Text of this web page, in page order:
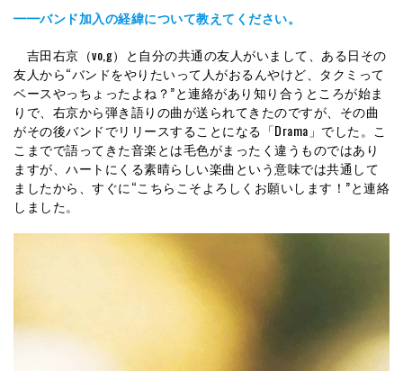
━━バンド加入の経緯について教えてください。
吉田右京（vo,g）と自分の共通の友人がいまして、ある日その
友人から“バンドをやりたいって人がおるんやけど、タクミって
ベースやっちょったよね？”と連絡があり知り合うところが始ま
りで、右京から弾き語りの曲が送られてきたのですが、その曲
がその後バンドでリリースすることになる「Drama」でした。こ
こまでで語ってきた音楽とは毛色がまったく違うものではあり
ますが、ハートにくる素晴らしい楽曲という意味では共通して
ましたから、すぐに“こちらこそよろしくお願いします！”と連絡
しました。